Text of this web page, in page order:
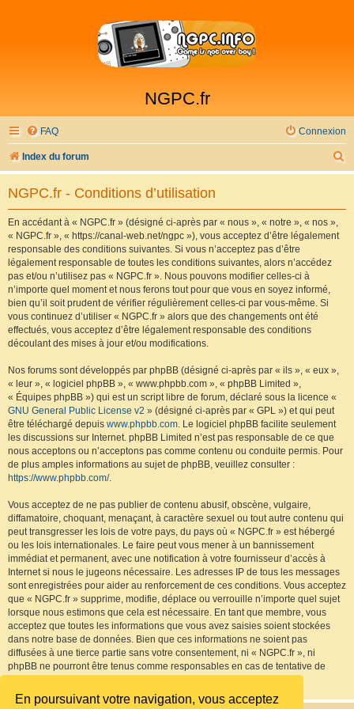
En poursuivant votre navigation, vous acceptez
NGPC.fr
FAQ Connexion
Index du forum
e
NGPC.fr - Conditions d’utilisation
En accédant à « NGPC.fr » (désigné ci-après par « nous », « notre », « nos »,
« NGPC.fr », « https://canal-web.net/ngpc »), vous acceptez d’être légalement
responsable des conditions suivantes. Si vous n’acceptez pas d’être
légalement responsable de toutes les conditions suivantes, alors n’accédez
pas et/ou n’utilisez pas « NGPC.fr ». Nous pouvons modifier celles-ci à
n’importe quel moment et nous ferons tout pour que vous en soyez informé,
bien qu’il soit prudent de vérifier régulièrement celles-ci par vous-même. Si
vous continuez d’utiliser « NGPC.fr » alors que des changements ont été
effectués, vous acceptez d’être légalement responsable des conditions
découlant des mises à jour et/ou modifications.
Nos forums sont développés par phpBB (désigné ci-après par « ils », « eux »,
« leur », « logiciel phpBB », « www.phpbb.com », « phpBB Limited »,
« Équipes phpBB ») qui est un script libre de forum, déclaré sous la licence «
GNU General Public License v2 » (désigné ci-après par « GPL ») et qui peut
être téléchargé depuis www.phpbb.com. Le logiciel phpBB facilite seulement
les discussions sur Internet. phpBB Limited n’est pas responsable de ce que
nous acceptons ou n’acceptons pas comme contenu ou conduite permis. Pour
de plus amples informations au sujet de phpBB, veuillez consulter :
https://www.phpbb.com/.
Vous acceptez de ne pas publier de contenu abusif, obscène, vulgaire,
diffamatoire, choquant, menaçant, à caractère sexuel ou tout autre contenu qui
peut transgresser les lois de votre pays, du pays où « NGPC.fr » est hébergé
ou les lois internationales. Le faire peut vous mener à un bannissement
immédiat et permanent, avec une notification à votre fournisseur d’accès à
Internet si nous le jugeons nécessaire. Les adresses IP de tous les messages
sont enregistrées pour aider au renforcement de ces conditions. Vous acceptez
que « NGPC.fr » supprime, modifie, déplace ou verrouille n’importe quel sujet
lorsque nous estimons que cela est nécessaire. En tant que membre, vous
acceptez que toutes les informations que vous avez saisies soient stockées
dans notre base de données. Bien que ces informations ne soient pas
diffusées à une tierce partie sans votre consentement, ni « NGPC.fr », ni
phpBB ne pourront être tenus comme responsables en cas de tentative de